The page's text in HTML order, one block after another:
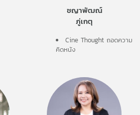
ชญาพัฒณ์
ภู่เกตุ
Cine Thought ถอดความ
คิดหนัง